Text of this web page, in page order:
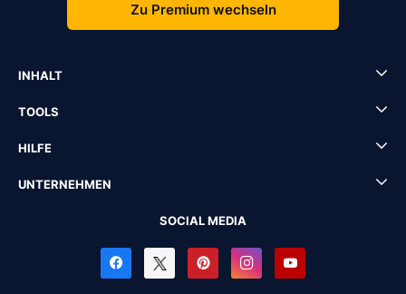
Zu Premium wechseln
INHALT
TOOLS
HILFE
UNTERNEHMEN
SOCIAL MEDIA